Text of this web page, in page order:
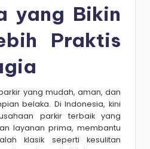
yang Bikin
Praktis
yang mudah, aman, dan
belaka. Di Indonesia, kini
parkir terbaik yang
layanan prima, membantu
klasik seperti kesulitan